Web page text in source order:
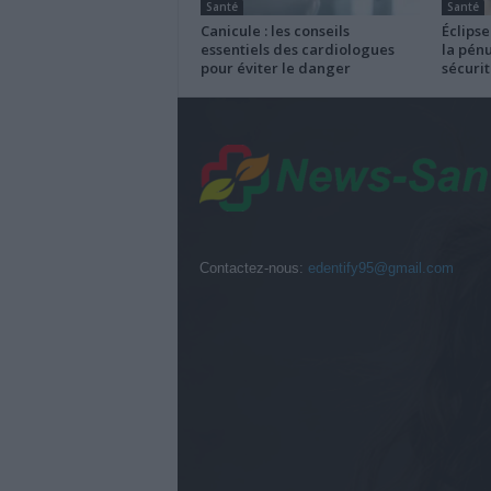
Santé
Canicule : les conseils
essentiels des cardiologues
pour éviter le danger
Santé
la
Contactez-nous: edentify95@gmail.com